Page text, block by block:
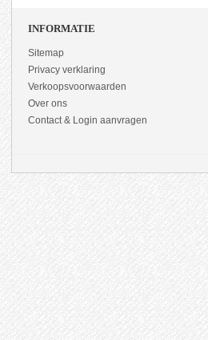
INFORMATIE
Sitemap
Privacy verklaring
Verkoopsvoorwaarden
Over ons
Contact & Login aanvragen